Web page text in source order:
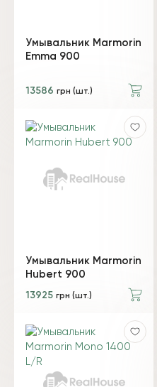
Умывальник Marmorin
Emma 900
13586 грн (шт.)
Умывальник Marmorin
Hubert 900
13925 грн (шт.)